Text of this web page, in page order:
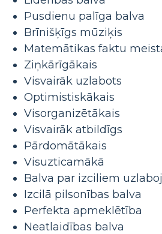
Pusdienu palīga balva
Brīnišķīgs mūziķis
Matemātikas faktu
Ziņkārīgākais
Visvairāk uzlabots
Optimistiskākais
Visorganizētākais
Visvairāk atbildīgs
Pārdomātākais
Visuzticamākā
Balva par izciliem
Izcilā pilsonības balva
Perfekta apmeklētība
Neatlaidības balva